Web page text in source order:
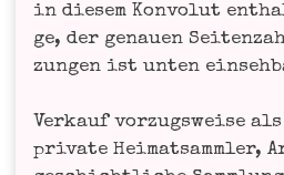
in die­sem Kon­vo­lut
ge, der genau­en
zun­gen ist unten
Ver­kauf vor­zugs­wei­se als
pri­va­te Hei­mat­samm­ler,